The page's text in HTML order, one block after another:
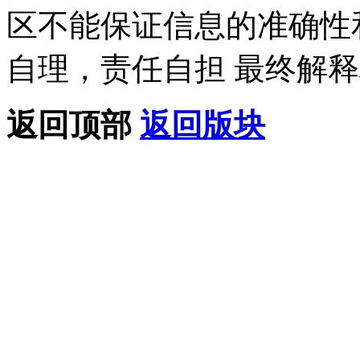
区不能保证信息的准确
自理，责任自担 最终解
返回顶部 返回版块